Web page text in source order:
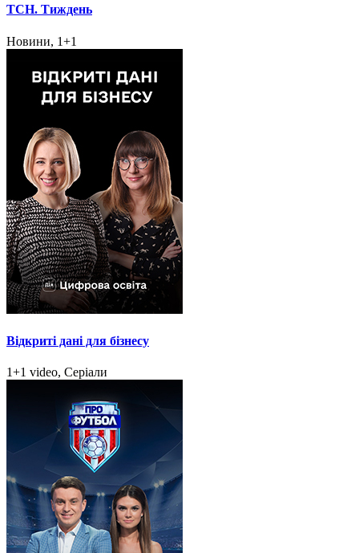
ТСН. Тиждень
Новини, 1+1
Відкриті дані для бізнесу
1+1 video, Серіали